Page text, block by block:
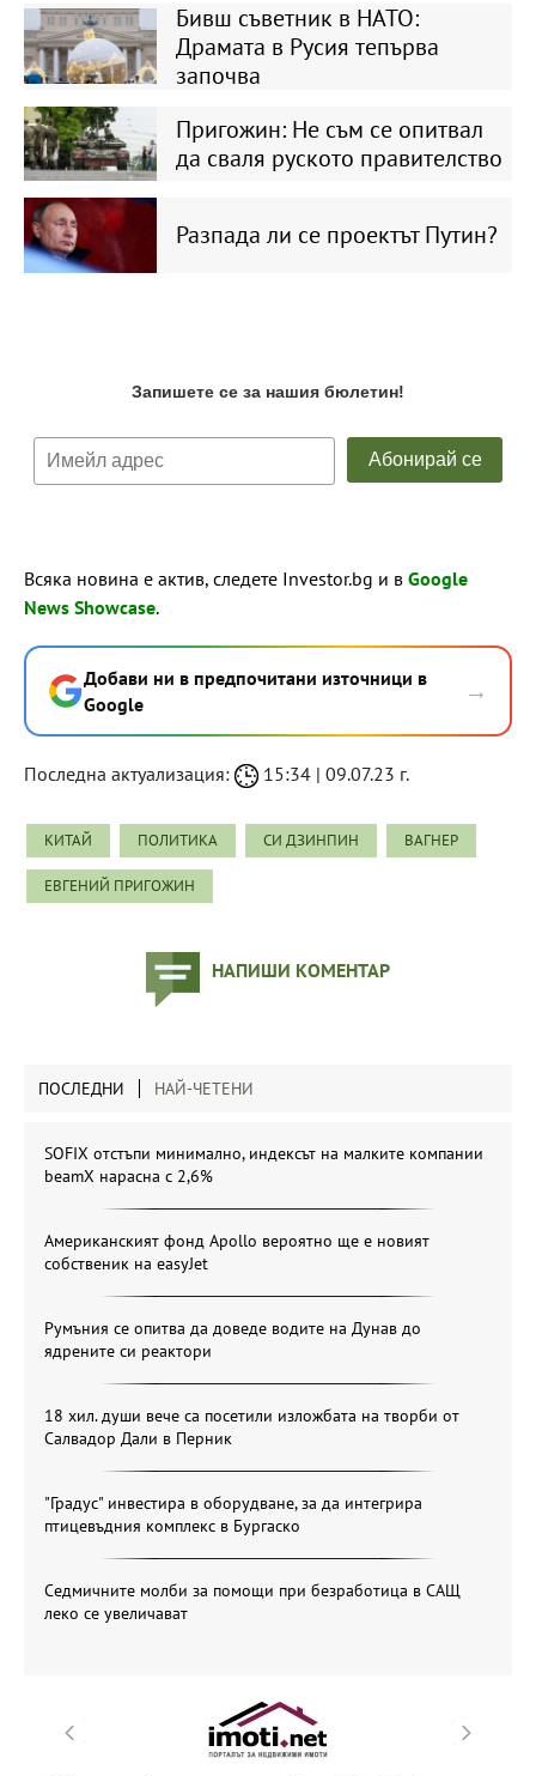
Бивш съветник в НАТО:
Драмата в Русия тепърва
започва
Пригожин: Не съм се опитвал
да сваля руското правителство
Разпада ли се проектът Путин?
Всяка новина е актив, следете Investor.bg и в Google
News Showcase.
Добави ни в предпочитани източници в
Google
→
Последна актуализация: 15:34 | 09.07.23 г.
КИТАЙ ПОЛИТИКА СИ ДЗИНПИН ВАГНЕР
ЕВГЕНИЙ ПРИГОЖИН
НАПИШИ КОМЕНТАР
ПОСЛЕДНИ НАЙ-ЧЕТЕНИ
SOFIX отстъпи минимално, индексът на малките компании
beamX нарасна с 2,6%
Американският фонд Apollo вероятно ще е новият
собственик на easyJet
Румъния се опитва да доведе водите на Дунав до
ядрените си реактори
18 хил. души вече са посетили изложбата на творби от
Салвадор Дали в Перник
"Градус" инвестира в оборудване, за да интегрира
птицевъдния комплекс в Бургаско
Седмичните молби за помощи при безработица в САЩ
леко се увеличават